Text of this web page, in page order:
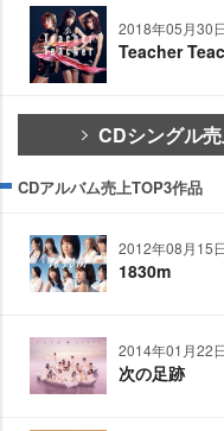
2018年05月30
Teacher
CDシングル
CDアルバム売上TOP3作品
2012年08月15
1830m
2014年01月22
次の足跡